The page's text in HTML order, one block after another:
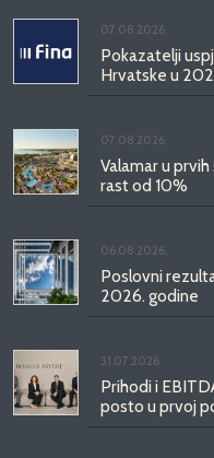
07.08.2026.
Pokazatelji
Hrvatske u
07.08.2026.
Valamar u
rast od 10%
06.08.2026.
Poslovni
2026. godine
31.07.2026.
Prihodi i
posto u prvoj